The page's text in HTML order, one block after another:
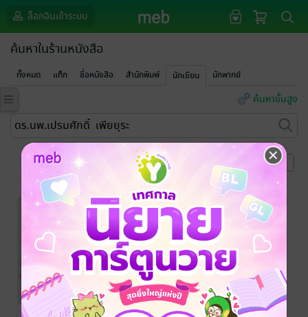
ล็อกอินเข้าระบบ
ค้นหาในร้านหนังสือ
ทั้งหมด แท็ก ชื่อหนังสือ สำนักพิมพ์ นักเขียน นักพากย์
ค้นหาขั้นสูง
หน้าที่ 1
ในหลวง ร.7 กับ